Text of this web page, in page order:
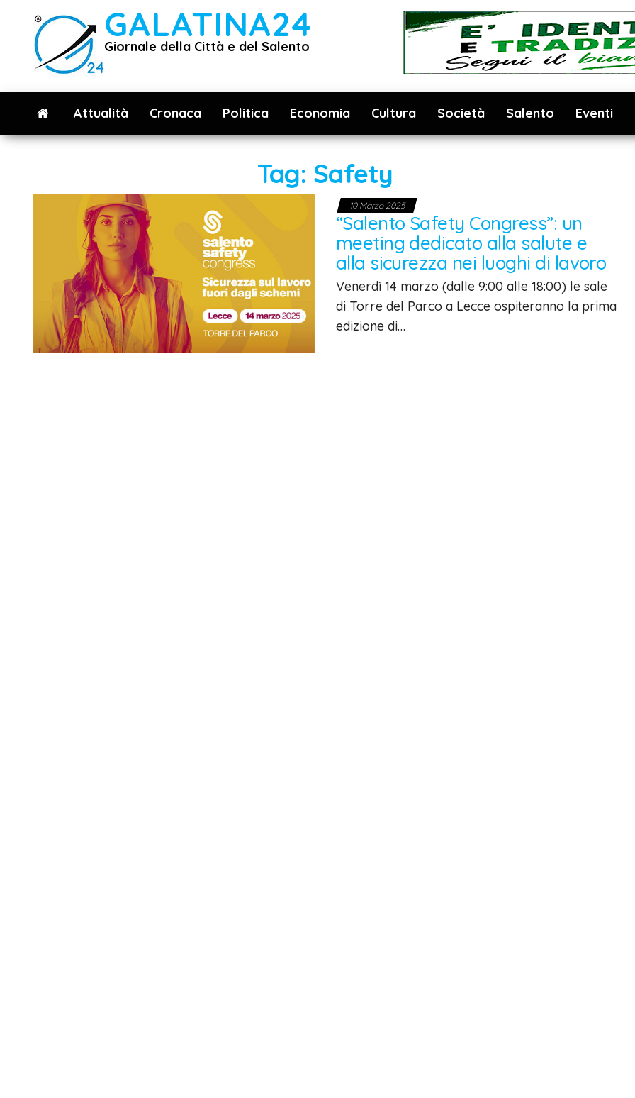
contenuto
GALATINA24
Giornale della Città e del Salento
Attualità Cronaca Politica Economia Cultura Società Salento Eventi
Tag: Safety
10 Marzo 2025
“Salento Safety Congress”: un
meeting dedicato alla salute e
alla sicurezza nei luoghi di lavoro
Venerdì 14 marzo (dalle 9:00 alle 18:00) le sale
di Torre del Parco a Lecce ospiteranno la prima
edizione di…